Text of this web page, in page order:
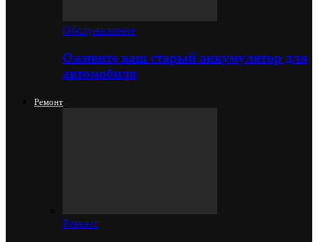
Обслуживание
Оживите ваш старый аккумулятор для
автомобиля
Ремонт
Ремонт